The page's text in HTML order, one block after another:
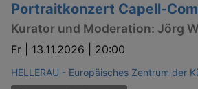
Portraitkonzert Capell-
Kurator und Moderation: Jörg
Fr | 13.11.2026 | 20:00
HELLERAU - Europäisches Zentrum der